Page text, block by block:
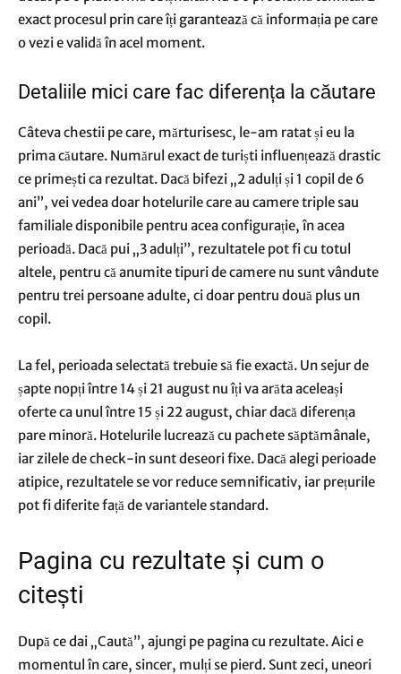
exact procesul prin care îți garantează că informația pe care
o vezi e validă în acel moment.
Detaliile mici care fac diferența la căutare
Câteva chestii pe care, mărturisesc, le-am ratat și eu la
prima căutare. Numărul exact de turiști influențează drastic
ce primești ca rezultat. Dacă bifezi „2 adulți și 1 copil de 6
ani”, vei vedea doar hotelurile care au camere triple sau
familiale disponibile pentru acea configurație, în acea
perioadă. Dacă pui „3 adulți”, rezultatele pot fi cu totul
altele, pentru că anumite tipuri de camere nu sunt vândute
pentru trei persoane adulte, ci doar pentru două plus un
copil.
La fel, perioada selectată trebuie să fie exactă. Un sejur de
șapte nopți între 14 și 21 august nu îți va arăta aceleași
oferte ca unul între 15 și 22 august, chiar dacă diferența
pare minoră. Hotelurile lucrează cu pachete săptămânale,
iar zilele de check-in sunt deseori fixe. Dacă alegi perioade
atipice, rezultatele se vor reduce semnificativ, iar prețurile
pot fi diferite față de variantele standard.
Pagina cu rezultate și cum o
citești
După ce dai „Caută”, ajungi pe pagina cu rezultate. Aici e
momentul în care, sincer, mulți se pierd. Sunt zeci, uneori